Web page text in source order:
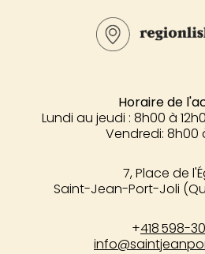
Horaire de
Lundi au jeudi : 8h00 à
Vendredi: 8h00
7, Place de
Saint-Jean-Port-Joli
+418 598-